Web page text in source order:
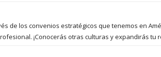
de los convenios estratégicos que tenemos en
¡Conocerás otras culturas y expandirás tu